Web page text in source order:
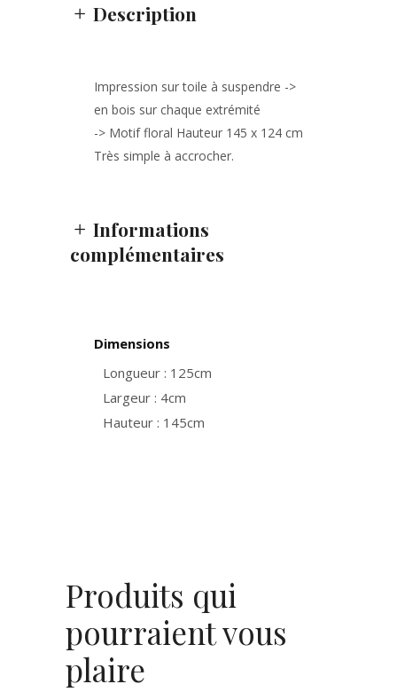
Description
Impression sur toile à suspendre ->
en bois sur chaque extrémité
-> Motif floral Hauteur 145 x 124 cm
Très simple à accrocher.
Informations
complémentaires
Dimensions
Longueur : 125cm
Largeur : 4cm
Hauteur : 145cm
Produits qui
pourraient vous
plaire